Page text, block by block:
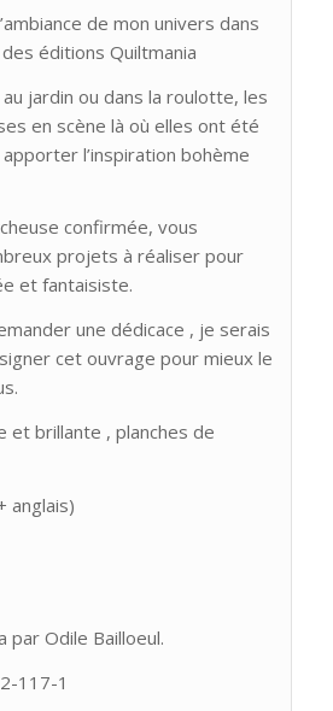
de mon univers dans
éditions Quiltmania
jardin ou dans la roulotte, les
en scène là où elles ont été
l’inspiration bohème
confirmée, vous
projets à réaliser pour
et fantaisiste.
une dédicace , je serais
cet ouvrage pour mieux le
et brillante , planches de
anglais)
par Odile Bailloeul.
117-1